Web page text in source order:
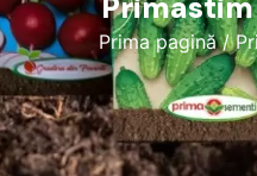
Prima pagină/